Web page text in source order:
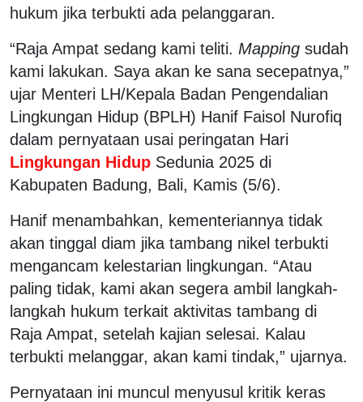
hukum jika terbukti ada pelanggaran.
“Raja Ampat sedang kami teliti. Mapping sudah
kami lakukan. Saya akan ke sana secepatnya,”
ujar Menteri LH/Kepala Badan Pengendalian
Lingkungan Hidup (BPLH) Hanif Faisol Nurofiq
dalam pernyataan usai peringatan Hari
Lingkungan Hidup Sedunia 2025 di
Kabupaten Badung, Bali, Kamis (5/6).
Hanif menambahkan, kementeriannya tidak
akan tinggal diam jika tambang nikel terbukti
mengancam kelestarian lingkungan. “Atau
paling tidak, kami akan segera ambil langkah-
langkah hukum terkait aktivitas tambang di
Raja Ampat, setelah kajian selesai. Kalau
terbukti melanggar, akan kami tindak,” ujarnya.
Pernyataan ini muncul menyusul kritik keras